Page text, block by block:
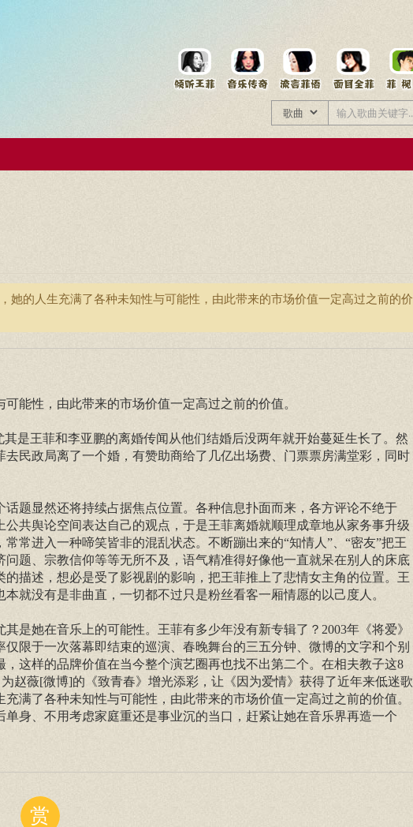
料档案
她的人生充满了各种未知性与可能性，由此带来的市场价值一定高过之前的价
能性，由此带来的市场价值一定高过之前的价值。
是王菲和李亚鹏的离婚传闻从他们结婚后没两年就开始蔓延生长了。然
民政局离了一个婚，有赞助商给了几亿出场费、门票票房满堂彩，同时
题显然还将持续占据焦点位置。各种信息扑面而来，各方评论不绝于
共舆论空间表达自己的观点，于是王菲离婚就顺理成章地从家务事升级
常进入一种啼笑皆非的混乱状态。不断蹦出来的“知情人”、“密友”把王
题、宗教信仰等等无所不及，语气精准得好像他一直就呆在别人的床底
描述，想必是受了影视剧的影响，把王菲推上了悲情女主角的位置。王
就没有是非曲直，一切都不过只是粉丝看客一厢情愿的以己度人。
是她在音乐上的可能性。王菲有多少年没有新专辑了？2003年《将爱》
限于一次落幕即结束的巡演、春晚舞台的三五分钟、微博的文字和个别
这样的品牌价值在当今整个演艺圈再也找不出第二个。在相夫教子这8
赵薇[微博]的《致青春》增光添彩，让《因为爱情》获得了近年来低迷歌
满了各种未知性与可能性，由此带来的市场价值一定高过之前的价值。
身、不用考虑家庭重还是事业沉的当口，赶紧让她在音乐界再造一个
赏